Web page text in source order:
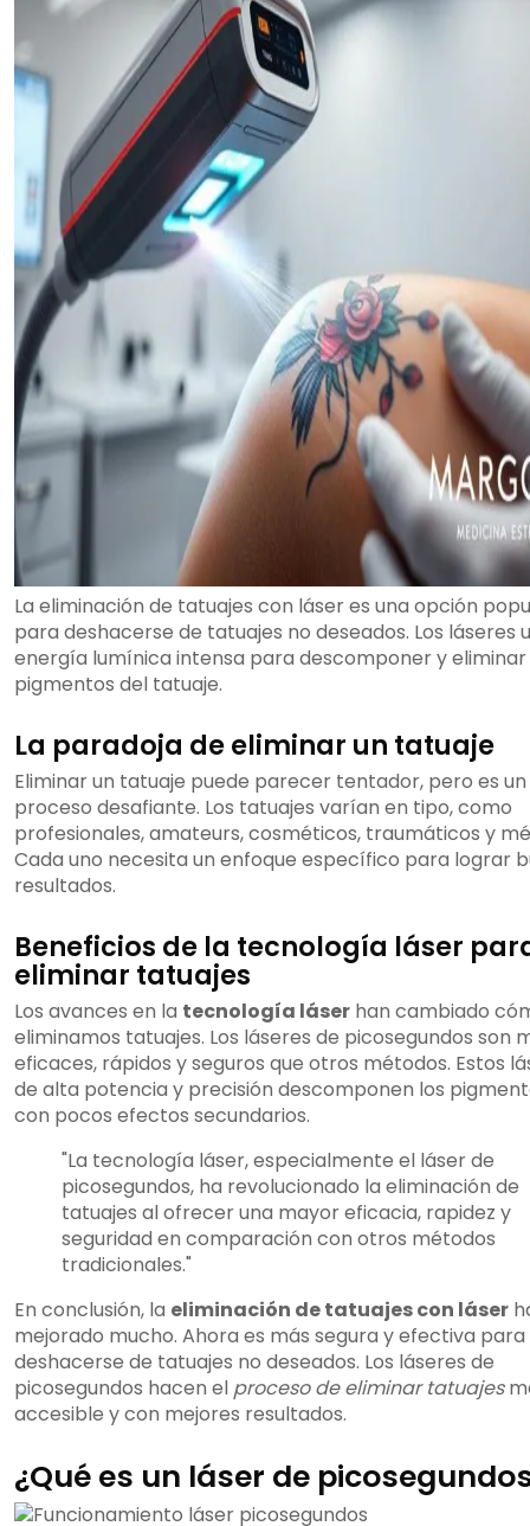
La eliminación de tatuajes con láser es una opción
para deshacerse de tatuajes no deseados. Los láseres
energía lumínica intensa para descomponer y eliminar
pigmentos del tatuaje.
La paradoja de eliminar un tatuaje
Eliminar un tatuaje puede parecer tentador, pero es un
proceso desafiante. Los tatuajes varían en tipo, como
profesionales, amateurs, cosméticos, traumáticos y
Cada uno necesita un enfoque específico para lograr
resultados.
Beneficios de la tecnología láser
eliminar tatuajes
Los avances en la tecnología láser han cambiado
eliminamos tatuajes. Los láseres de picosegundos son
eficaces, rápidos y seguros que otros métodos. Estos
de alta potencia y precisión descomponen los
con pocos efectos secundarios.
"La tecnología láser, especialmente el láser de
picosegundos, ha revolucionado la eliminación de
tatuajes al ofrecer una mayor eficacia, rapidez y
seguridad en comparación con otros métodos
tradicionales."
En conclusión, la eliminación de tatuajes con láser
mejorado mucho. Ahora es más segura y efectiva para
deshacerse de tatuajes no deseados. Los láseres de
picosegundos hacen el proceso de eliminar tatuajes
accesible y con mejores resultados.
¿Qué es un láser de